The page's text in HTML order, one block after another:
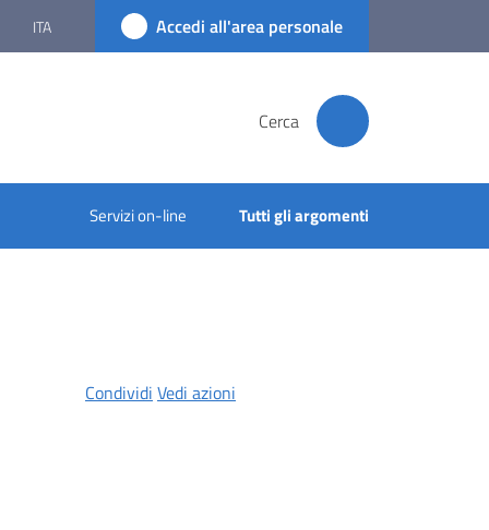
ITA Accedi all'area personale
Cerca
Servizi on-line Tutti gli argomenti
Condividi Vedi azioni